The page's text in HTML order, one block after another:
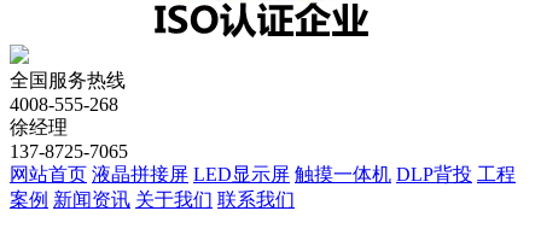
全国服务热线
4008-555-268
徐经理
137-8725-7065
网站首页 液晶拼接屏 LED显示屏 触摸一体机 DLP背投 工程
案例 新闻资讯 关于我们 联系我们